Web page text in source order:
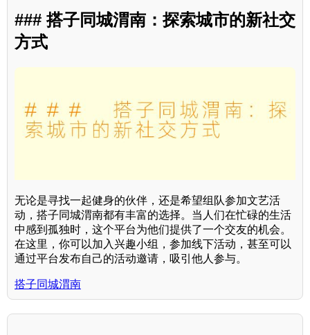
### 搭子同城渭南：探索城市的新社交
方式
无论是寻找一起健身的伙伴，还是希望组队参加文艺活
动，搭子同城渭南都有丰富的选择。当人们在忙碌的生活
中感到孤独时，这个平台为他们提供了一个交友的机会。
在这里，你可以加入兴趣小组，参加线下活动，甚至可以
通过平台发布自己的活动邀请，吸引他人参与。
搭子同城渭南